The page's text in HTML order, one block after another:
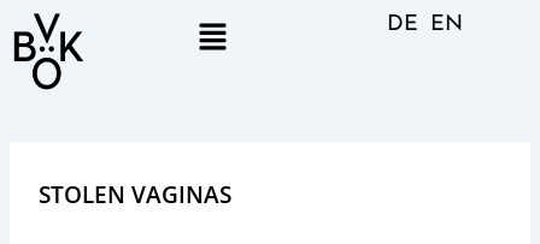
content
Menu DE EN
STOLEN VAGINAS